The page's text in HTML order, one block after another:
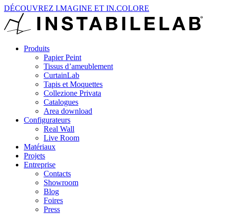
DÉCOUVREZ I.MAGINE ET IN.COLORE
Produits
Papier Peint
Tissus d’ameublement
CurtainLab
Tapis et Moquettes
Collezione Privata
Catalogues
Area download
Configurateurs
Real Wall
Live Room
Matériaux
Projets
Entreprise
Contacts
Showroom
Blog
Foires
Press